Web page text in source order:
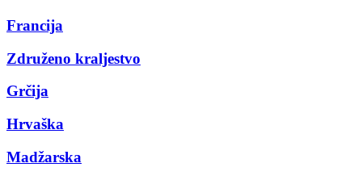
Francija
Združeno kraljestvo
Grčija
Hrvaška
Madžarska